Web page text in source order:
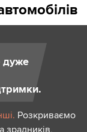
дуже
Розкриваємо
зрадників,